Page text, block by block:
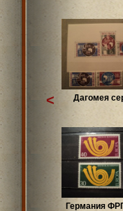
Дагомея
Германия
<